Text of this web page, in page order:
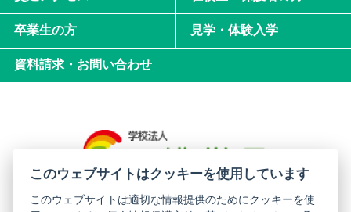
卒業生の方 見学・体験入学
資料請求・お問い合わせ
このウェブサイトはクッキーを使用しています
このウェブサイトは適切な情報提供のためにクッキーを使